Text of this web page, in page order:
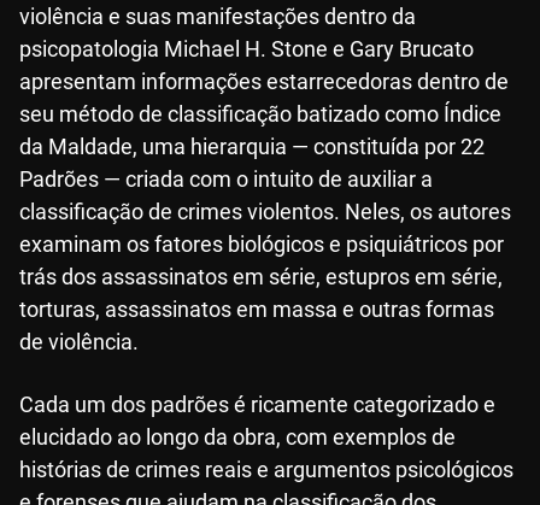
violência e suas manifestações dentro da
psicopatologia Michael H. Stone e Gary Brucato
apresentam informações estarrecedoras dentro de
seu método de classificação batizado como Índice
da Maldade, uma hierarquia — constituída por 22
Padrões — criada com o intuito de auxiliar a
classificação de crimes violentos. Neles, os autores
examinam os fatores biológicos e psiquiátricos por
trás dos assassinatos em série, estupros em série,
torturas, assassinatos em massa e outras formas
de violência.
Cada um dos padrões é ricamente categorizado e
elucidado ao longo da obra, com exemplos de
histórias de crimes reais e argumentos psicológicos